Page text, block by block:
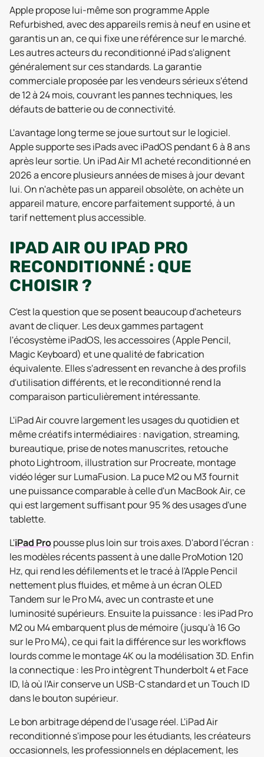
Apple propose lui-même son programme Apple
Refurbished, avec des appareils remis à neuf en usine et
garantis un an, ce qui fixe une référence sur le marché.
Les autres acteurs du reconditionné iPad s'alignent
généralement sur ces standards. La garantie
commerciale proposée par les vendeurs sérieux s'étend
de 12 à 24 mois, couvrant les pannes techniques, les
défauts de batterie ou de connectivité.
L'avantage long terme se joue surtout sur le logiciel.
Apple supporte ses iPads avec iPadOS pendant 6 à 8 ans
après leur sortie. Un iPad Air M1 acheté reconditionné en
2026 a encore plusieurs années de mises à jour devant
lui. On n'achète pas un appareil obsolète, on achète un
appareil mature, encore parfaitement supporté, à un
tarif nettement plus accessible.
IPAD AIR OU IPAD PRO
RECONDITIONNÉ : QUE
CHOISIR ?
C'est la question que se posent beaucoup d'acheteurs
avant de cliquer. Les deux gammes partagent
l'écosystème iPadOS, les accessoires (Apple Pencil,
Magic Keyboard) et une qualité de fabrication
équivalente. Elles s'adressent en revanche à des profils
d'utilisation différents, et le reconditionné rend la
comparaison particulièrement intéressante.
L'iPad Air couvre largement les usages du quotidien et
même créatifs intermédiaires : navigation, streaming,
bureautique, prise de notes manuscrites, retouche
photo Lightroom, illustration sur Procreate, montage
vidéo léger sur LumaFusion. La puce M2 ou M3 fournit
une puissance comparable à celle d'un MacBook Air, ce
qui est largement suffisant pour 95 % des usages d'une
tablette.
L'iPad Propousse plus loin sur trois axes. D'abord l'écran :
les modèles récents passent à une dalle ProMotion 120
Hz, qui rend les défilements et le tracé à l'Apple Pencil
nettement plus fluides, et même à un écran OLED
Tandem sur le Pro M4, avec un contraste et une
luminosité supérieurs. Ensuite la puissance : les iPad Pro
M2 ou M4 embarquent plus de mémoire (jusqu'à 16 Go
sur le Pro M4), ce qui fait la différence sur les workflows
lourds comme le montage 4K ou la modélisation 3D. Enfin
la connectique : les Pro intègrent Thunderbolt 4 et Face
ID, là où l'Air conserve un USB-C standard et un Touch ID
dans le bouton supérieur.
Le bon arbitrage dépend de l'usage réel. L'iPad Air
reconditionné s'impose pour les étudiants, les créateurs
occasionnels, les professionnels en déplacement, les